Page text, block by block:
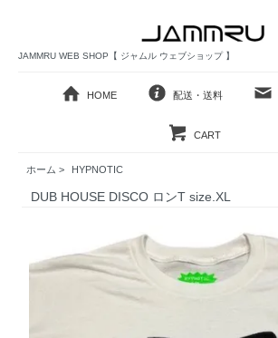
JAMMRU WEB SHOP【 ジャムル ウェブショップ 】
HOME 配送・送料
CART
ホーム > HYPNOTIC
DUB HOUSE DISCO ロンT size.XL